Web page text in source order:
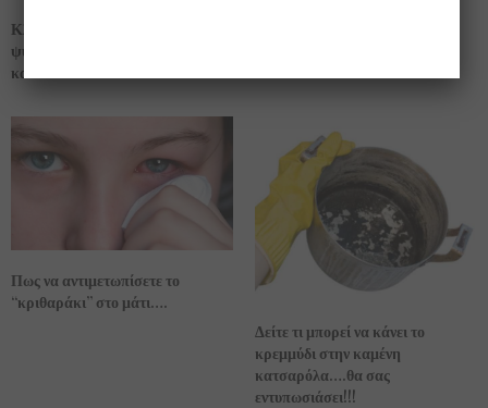
Κλάψτε ελεύθερα….. γιατί οι
ψυχολόγοι λένε ότι το κλάμα κάνει
καλό!!!
Πως να αντιμετωπίσετε το
“κριθαράκι” στο μάτι….
Δείτε τι μπορεί να κάνει το
κρεμμύδι στην καμένη
κατσαρόλα….θα σας
εντυπωσιάσει!!!